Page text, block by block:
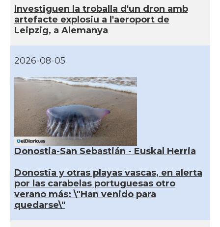
Investiguen la troballa d'un dron amb
artefacte explosiu a l'aeroport de
Leipzig, a Alemanya
2026-08-05
Donostia-San Sebastián - Euskal Herria
Donostia y otras playas vascas, en alerta
por las carabelas portuguesas otro
verano más: \"Han venido para
quedarse\"